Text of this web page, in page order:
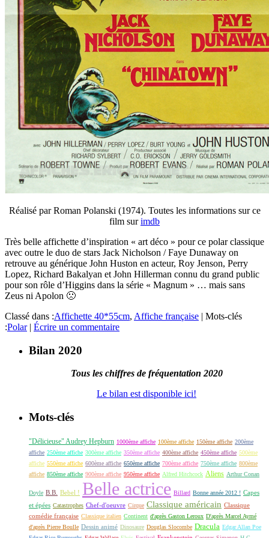
Réalisé par Roman Polanski (1974). Toutes les informations sur ce
film surimdb
Très belle affichette d’inspiration « art déco » pour ce polar classique
avec outre le duo de stars Jack Nicholson / Faye Dunaway on
retrouve au générique John Huston en acteur, Roy Jenson, Perry
Lopez, Richard Bakalyan et John Hillerman connu du grand public
pour son rôle d’Higgins dans la série « Magnum » … mais sans
Zeus ni Apolon 🙁
Classé dans :Affichette 40*55cm, Affiche française | Mots-clés
:Polar | Écrire un commentaire
Bilan 2020
Tous les chiffres de fréquentation 2020
Le bilan est disponible ici!
Mots-clés
"Délicieuse" Audrey Hepburn 1000ème affiche 100ème affiche 150ème affiche 200ème
affiche 250ème affiche 300ème affiche 350ème affiche 400ème affiche 450ème affiche 500ème
affiche 550ème affiche 600ème affiche 650ème affiche 700ème affiche 750ème affiche 800ème
affiche 850ème affiche 900ème affiche 950ème affiche Alfred Hitchcock Aliens Arthur Conan
Doyle B.B. Bebel ! Belle actrice Billard Bonne année 2012 ! Capes
et épées Catastrophes Chef-d'oeuvre Cirque Classique américain Classique
comédie française Classique italien Continent d'après Gaston Leroux D'après Marcel Aymé
d'après Pierre Boulle Dessin animé Dinosaure Douglas Slocombe Dracula Edgar Allan Poe